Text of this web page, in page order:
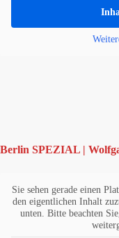
Berlin SPEZIAL |
Sie sehen gerade einen
den eigentlichen Inhalt
unten. Bitte beachten